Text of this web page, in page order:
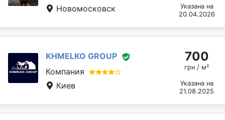
Новомосковск
Указана на
20.04.2026
KHMELKO GROUP
Компания
Киев
700
грн / м²
Указана на
21.08.2025